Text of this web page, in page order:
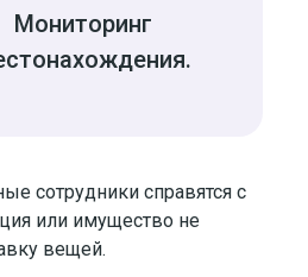
Мониторинг
сотрудники справятся с
или имущество не
вещей.